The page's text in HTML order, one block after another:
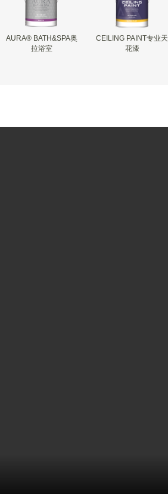
AURA® BATH&SPA奥
拉浴室
CEILING PAINT专业天
花漆